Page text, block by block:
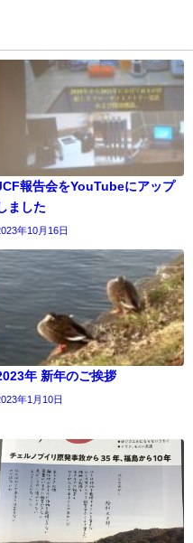
報告会をYouTubeにアップ
ました
年10月16日
年 新年のご挨拶
年1月10日